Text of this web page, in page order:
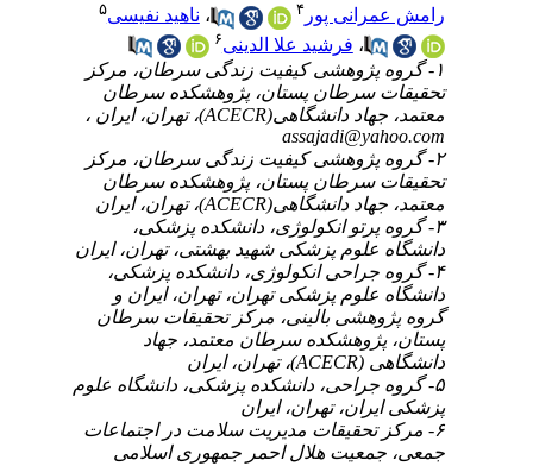
رامش عمرانی پور
،ناهید نفیسی
،فرشید علا الدینی
۱- گروه پژوهشی کیفیت زندگی سرطان، مرکز
تحقیقات سرطان پستان، پژوهشکده سرطان
معتمد، جهاد دانشگاهی(ACECR)، تهران، ایران ،
assajadi@yahoo.com
۲- گروه پژوهشی کیفیت زندگی سرطان، مرکز
تحقیقات سرطان پستان، پژوهشکده سرطان
معتمد، جهاد دانشگاهی(ACECR)، تهران، ایران
۳- گروه پرتو انکولوژی، دانشکده پزشکی،
دانشگاه علوم پزشکی شهید بهشتی، تهران، ایران
۴- گروه جراحی انکولوژی، دانشکده پزشکی،
دانشگاه علوم پزشکی تهران، تهران، ایران و
گروه پژوهشی بالینی، مرکز تحقیقات سرطان
پستان، پژوهشکده سرطان معتمد، جهاد
دانشگاهی (ACECR)، تهران، ایران
۵- گروه جراحی، دانشکده پزشکی، دانشگاه علوم
پزشکی ایران، تهران، ایران
۶- مرکز تحقیقات مدیریت سلامت در اجتماعات
جمعی، جمعیت هلال احمر جمهوری اسلامی